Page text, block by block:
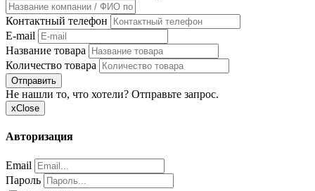
Контактный телефон
E-mail
Название товара
Количество товара
Отправить
Не нашли то, что хотели? Отправьте запрос.
xClose
Авторизация
Email
Пароль